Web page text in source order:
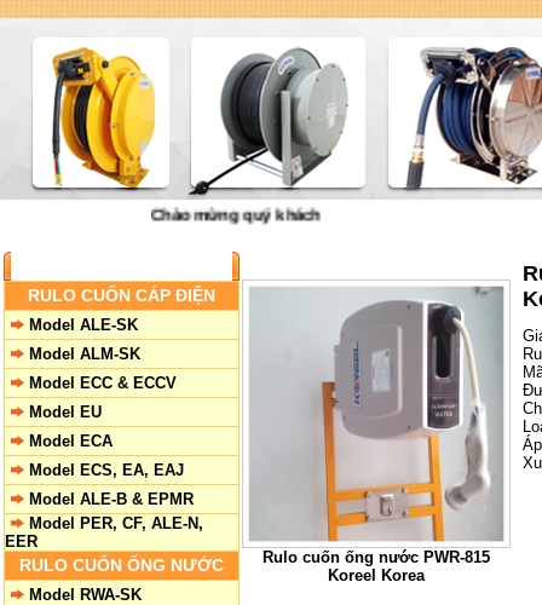
Chào mừng quý khách đến với công ty VNID Đại Việt
RULO CUỐN CÁP ĐIỆN
Model ALE-SK
Model ALM-SK
Model ECC & ECCV
Model EU
Model ECA
Model ECS, EA, EAJ
Model ALE-B & EPMR
Model PER, CF, ALE-N,
EER
RULO CUỐN ỐNG NƯỚC
Model RWA-SK
Rulo cuốn ống nước PWR-815
Koreel Korea